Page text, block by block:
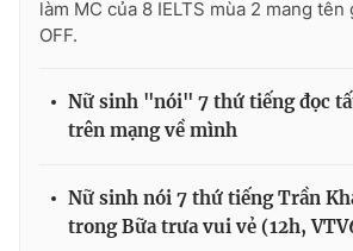
THỜI BÁO VTV
Theo dõi báo trên
làm MC của 8 IELTS mùa 2 mang tên
OFF.
Nữ sinh "nói" 7 thứ tiếng đọc
trên mạng về mình
Nữ sinh nói 7 thứ tiếng Trần
trong Bữa trưa vui vẻ (12h,